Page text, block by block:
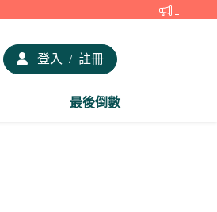
【夢谷
登入 / 註冊
最後倒數